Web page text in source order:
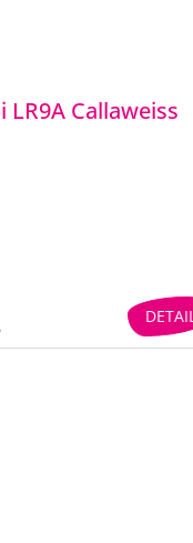
LR9A Callaweiss
DETAIL